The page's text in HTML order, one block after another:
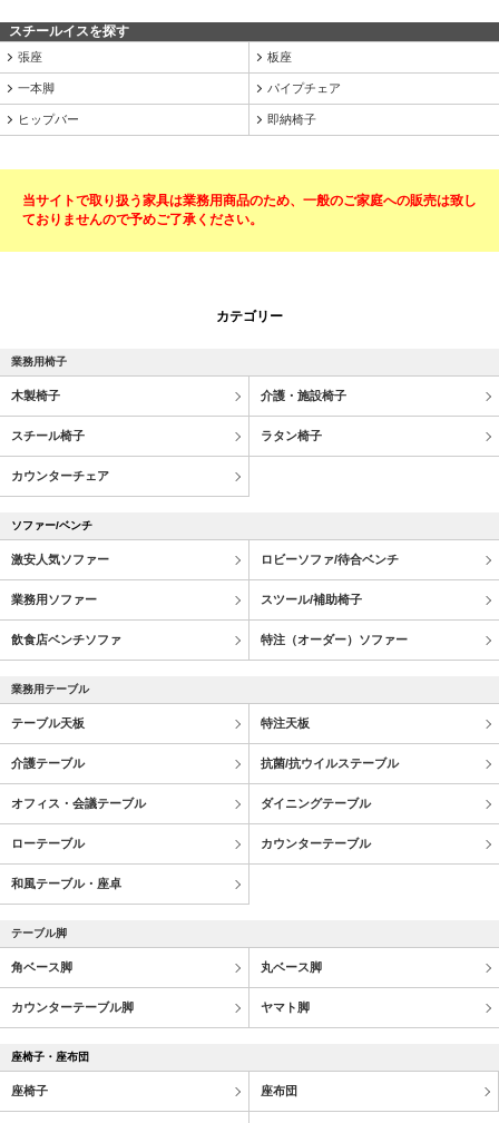
スチールイスを探す
張座 板座
一本脚 パイプチェア
ヒップバー 即納椅子
当サイトで取り扱う家具は業務用商品のため、一般のご家庭への販売は致し
ておりませんので予めご了承ください。
カテゴリー
業務用椅子
木製椅子 介護・施設椅子
スチール椅子 ラタン椅子
カウンターチェア
ソファー/ベンチ
激安人気ソファー ロビーソファ/待合ベンチ
業務用ソファー スツール/補助椅子
飲食店ベンチソファ 特注（オーダー）ソファー
業務用テーブル
テーブル天板 特注天板
介護テーブル 抗菌/抗ウイルステーブル
オフィス・会議テーブル ダイニングテーブル
ローテーブル カウンターテーブル
和風テーブル・座卓
テーブル脚
角ベース脚 丸ベース脚
カウンターテーブル脚 ヤマト脚
座椅子・座布団
座椅子 座布団